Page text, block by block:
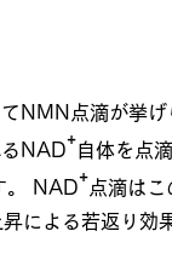
NMN点滴が挙
NAD⁺自体を点
。 NAD⁺点滴は
による若返り効